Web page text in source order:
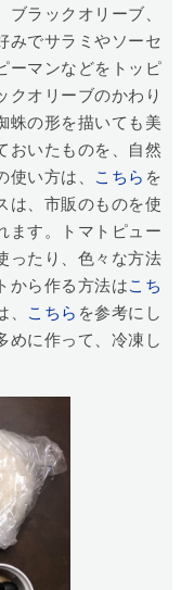
ラックオリーブ、
みでサラミやソーセ
ーマンなどをトッピ
クオリーブのかわり
蛛の形を描いても美
おいたものを、自然
い方は、 こちら を
は、市販のものを使
ます。トマトピュー
ったり、色々な方法
から作る方法はこち
こちら を参考にし
めに作って、冷凍し